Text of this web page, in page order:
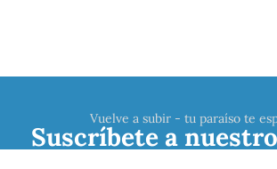
Vuelve a subir - tu paraíso te
Suscríbete a